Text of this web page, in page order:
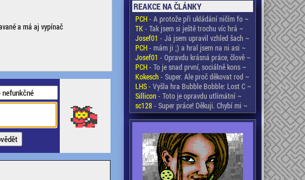
a má aj vypínač
REAKCE NA ČLÁNKY
PCH- A protože při ukládání ničím fo ~
TK- Tak jsem si ještě trochu víc hrá ~
Josef01 - Já jsem upravil vzhled šach ~
PCH- mám ji ;) a hral jsem na ni asi ~
Josef01 - Opravdu krásná práce, člově ~
PCH- To je snad první, sociálně kons ~
Kokesch- Super. Ale proč děkovat rod ~
LHS- Vyšla hra Bubble Bobble: Lost C ~
Sillicon- Toto je opravdu utlimátní ~
sc128- Super práce! Děkuji. Chybí mi ~